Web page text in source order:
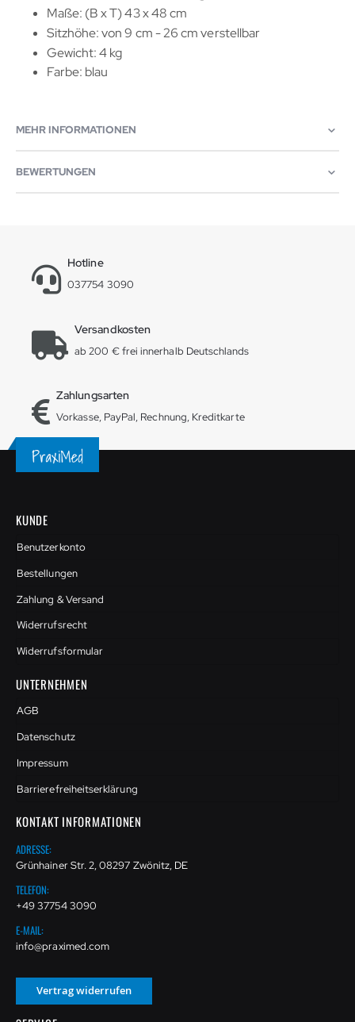
Maße: (B x T) 43 x 48 cm
Sitzhöhe: von 9 cm - 26 cm verstellbar
Gewicht: 4 kg
Farbe: blau
MEHR INFORMATIONEN
BEWERTUNGEN
Hotline
037754 3090
Versandkosten
ab 200 € frei innerhalb Deutschlands
Zahlungsarten
Vorkasse, PayPal, Rechnung, Kreditkarte
KUNDE
Benutzerkonto
Bestellungen
Zahlung & Versand
Widerrufsrecht
Widerrufsformular
UNTERNEHMEN
AGB
Datenschutz
Impressum
Barrierefreiheitserklärung
KONTAKT INFORMATIONEN
ADRESSE:
Grünhainer Str. 2, 08297 Zwönitz, DE
TELEFON:
+49 37754 3090
E-MAIL:
info@praximed.com
Vertrag widerrufen